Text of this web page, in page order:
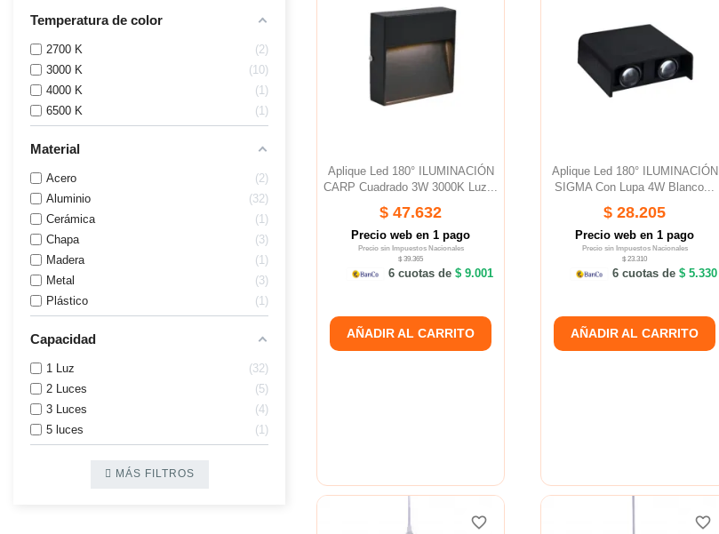
Temperatura de color
2700 K
2
3000 K
10
4000 K
1
6500 K
1
Material
Acero
2
Aluminio
32
Cerámica
1
Chapa
3
Madera
1
Metal
3
Plástico
1
Capacidad
1 Luz
32
2 Luces
5
3 Luces
4
5 luces
1
MÁS FILTROS
Aplique Led 180° ILUMINACIÓN
CARP Cuadrado 3W 3000K Luz...
$ 47.632
Precio web en 1 pago
Precio sin Impuestos Nacionales
$ 39.365
6 cuotas de$ 9.001
AÑADIR AL CARRITO
Aplique Led 180° ILUMINACIÓN
SIGMA Con Lupa 4W Blanco...
$ 28.205
Precio web en 1 pago
Precio sin Impuestos Nacionales
$ 23.310
6 cuotas de$ 5.330
AÑADIR AL CARRITO
favorite_border
favorite_border
favorite_border favorite_border
favorite_border
favorite_border